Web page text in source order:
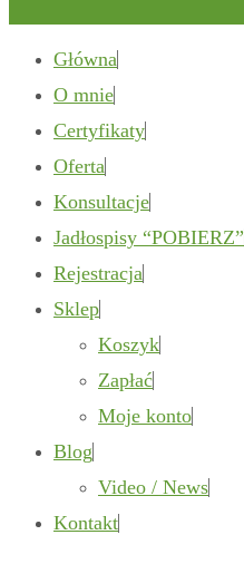
Główna
O mnie
Certyfikaty
Oferta
Konsultacje
Jadłospisy “POBIERZ”
Rejestracja
Sklep
Koszyk
Zapłać
Moje konto
Blog
Video / News
Kontakt